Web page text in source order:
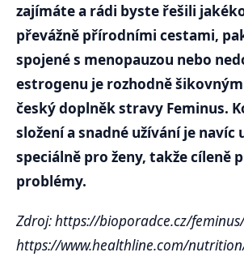
zajímáte a rádi byste řešili
převážně přírodními cestami,
spojené s menopauzou nebo
estrogenu je rozhodně
český doplněk stravy Feminus.
složení a snadné užívání je navíc
speciálně pro ženy, takže cíleně
problémy.
Zdroj: https://bioporadce.cz/
https://www.healthline.com/